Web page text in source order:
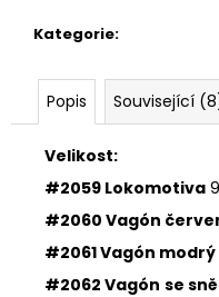
Kategorie:
Popis Související
Velikost:
#2059 Lokomotiva
#2060 Vagón
#2061 Vagón modrý
#2062 Vagón se
VYKRAJOVÁTKA
#1515
49
Kč